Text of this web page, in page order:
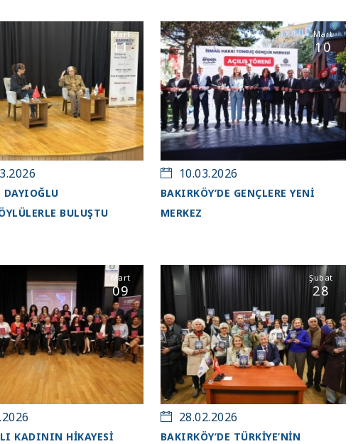
Mart
11
DAYIOĞLU
BULUŞTU
Mart
10
10.03.2026
BAKIRKÖY’DE GENÇLERE YENİ
MERKEZ
Mart
09
KADININ HIKAYESI
Şubat
28
28.02.2026
BAKIRKÖY’DE TÜRKİYE’NİN